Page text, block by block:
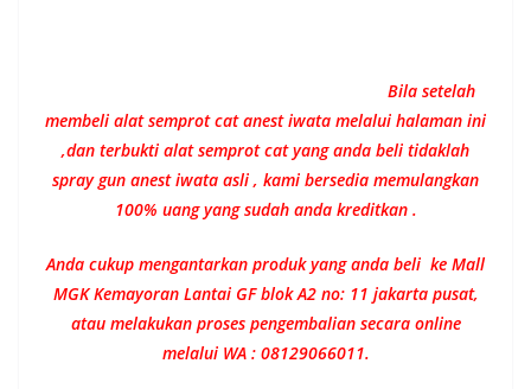
Bila setelah
membeli alat semprot cat anest iwata melalui halaman ini
,dan terbukti alat semprot cat yang anda beli tidaklah
spray gun anest iwata asli , kami bersedia memulangkan
100% uang yang sudah anda kreditkan .
Anda cukup mengantarkan produk yang anda beli ke Mall
MGK Kemayoran Lantai GF blok A2 no: 11 jakarta pusat,
atau melakukan proses pengembalian secara online
melalui WA : 08129066011.